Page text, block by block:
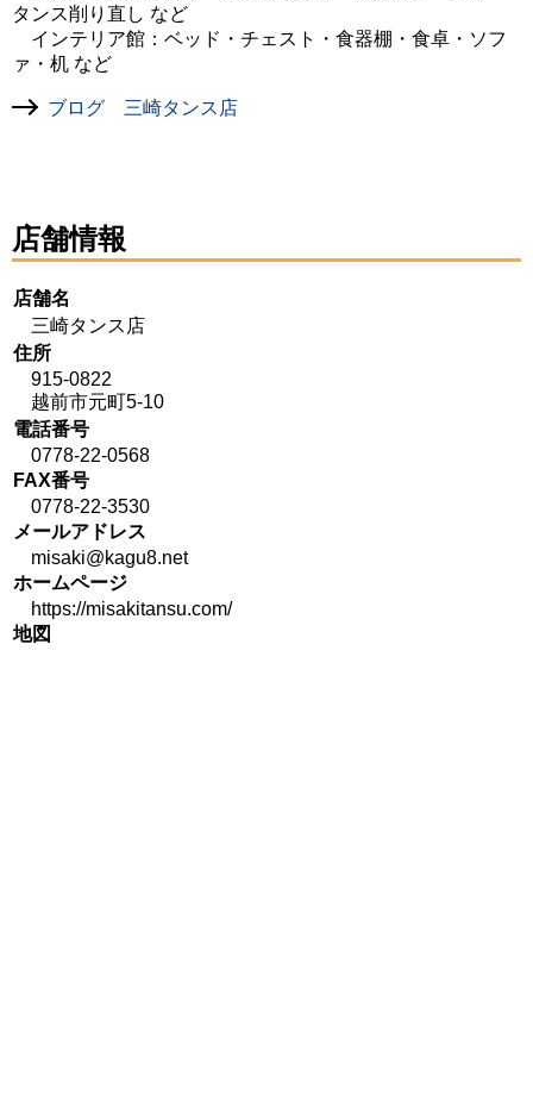
タンス削り直し など
インテリア館：ベッド・チェスト・食器棚・食卓・ソフ
ァ・机 など
ブログ 三崎タンス店
店舗情報
店舗名
三崎タンス店
住所
915-0822
越前市元町5-10
電話番号
0778-22-0568
FAX番号
0778-22-3530
メールアドレス
misaki@kagu8.net
ホームページ
https://misakitansu.com/
地図